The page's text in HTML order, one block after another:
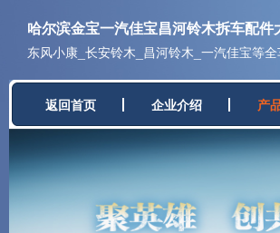
哈尔滨金宝一汽佳宝昌河铃木拆车配件
东风小康_长安铃木_昌河铃木_一汽佳宝等
返回首页 企业介绍 产